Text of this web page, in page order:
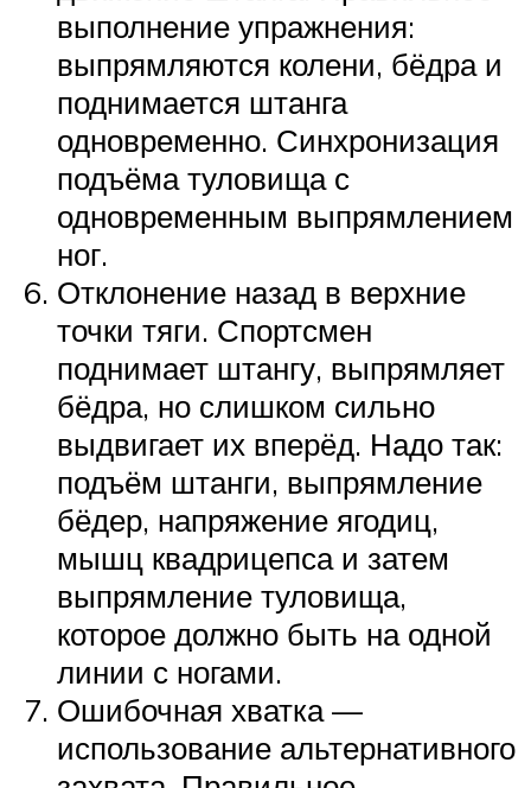
выполнение упражнения:
выпрямляются колени, бёдра и
поднимается штанга
одновременно. Синхронизация
подъёма туловища с
одновременным выпрямлением
ног.
Отклонение назад в верхние
точки тяги. Спортсмен
поднимает штангу, выпрямляет
бёдра, но слишком сильно
выдвигает их вперёд. Надо так:
подъём штанги, выпрямление
бёдер, напряжение ягодиц,
мышц квадрицепса и затем
выпрямление туловища,
которое должно быть на одной
линии с ногами.
Ошибочная хватка —
использование альтернативного